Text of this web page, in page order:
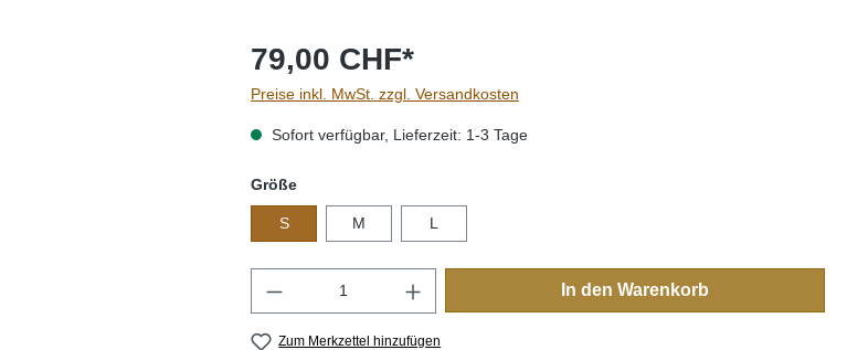
79,00 CHF*
Preise inkl. MwSt. zzgl. Versandkosten
Sofort verfügbar, Lieferzeit: 1-3 Tage
Größeauswählen
S M L
Produkt Anzahl: Gib den gewünschten Wert ein
In den Warenkorb
Zum Merkzettel hinzufügen